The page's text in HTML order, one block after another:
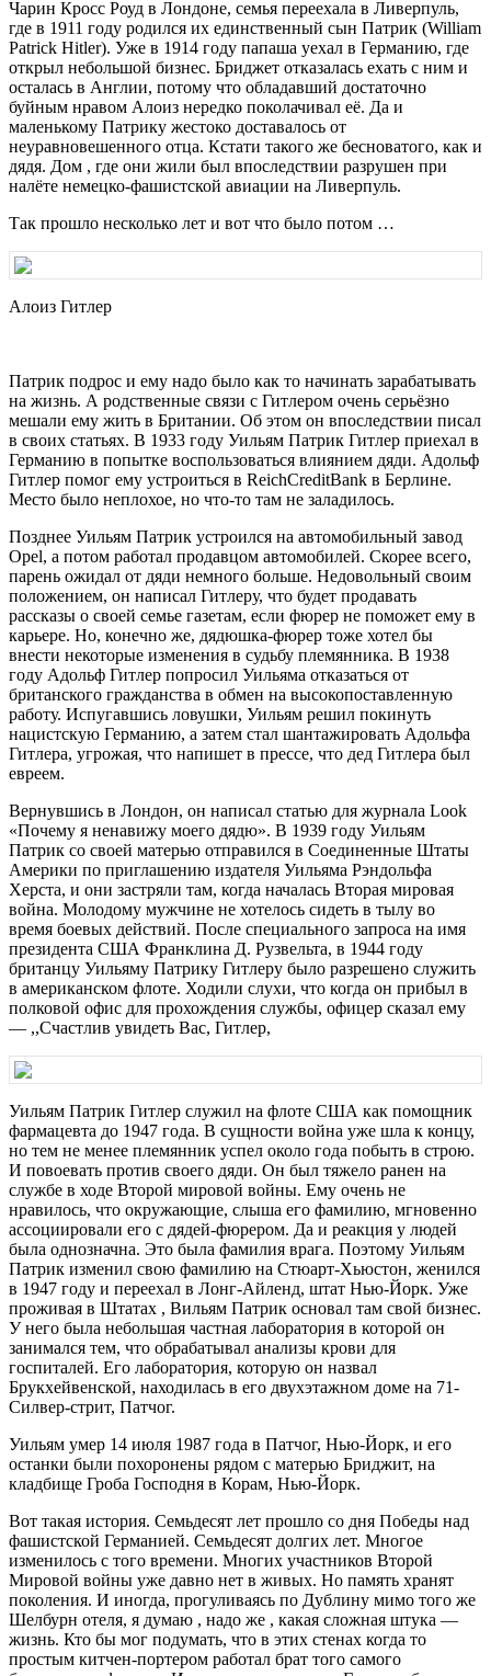
Чарин Кросс Роуд в Лондоне, семья переехала в Ливерпуль,
где в 1911 году родился их единственный сын Патрик (William
Patrick Hitler). Уже в 1914 году папаша уехал в Германию, где
открыл небольшой бизнес. Бриджет отказалась ехать с ним и
осталась в Англии, потому что обладавший достаточно
буйным нравом Алоиз нередко поколачивал её. Да и
маленькому Патрику жестоко доставалось от
неуравновешенного отца. Кстати такого же бесноватого, как и
дядя. Дом , где они жили был впоследствии разрушен при
налёте немецко-фашистской авиации на Ливерпуль.
Так прошло несколько лет и вот что было потом …
Алоиз Гитлер
Патрик подрос и ему надо было как то начинать зарабатывать
на жизнь. А родственные связи с Гитлером очень серьёзно
мешали ему жить в Британии. Об этом он впоследствии писал
в своих статьях. В 1933 году Уильям Патрик Гитлер приехал в
Германию в попытке воспользоваться влиянием дяди. Адольф
Гитлер помог ему устроиться в ReichCreditBank в Берлине.
Место было неплохое, но что-то там не заладилось.
Позднее Уильям Патрик устроился на автомобильный завод
Opel, а потом работал продавцом автомобилей. Скорее всего,
парень ожидал от дяди немного больше. Недовольный своим
положением, он написал Гитлеру, что будет продавать
рассказы о своей семье газетам, если фюрер не поможет ему в
карьере. Но, конечно же, дядюшка-фюрер тоже хотел бы
внести некоторые изменения в судьбу племянника. В 1938
году Адольф Гитлер попросил Уильяма отказаться от
британского гражданства в обмен на высокопоставленную
работу. Испугавшись ловушки, Уильям решил покинуть
нацистскую Германию, а затем стал шантажировать Адольфа
Гитлера, угрожая, что напишет в прессе, что дед Гитлера был
евреем.
Вернувшись в Лондон, он написал статью для журнала Look
«Почему я ненавижу моего дядю». В 1939 году Уильям
Патрик со своей матерью отправился в Соединенные Штаты
Америки по приглашению издателя Уильяма Рэндольфа
Херста, и они застряли там, когда началась Вторая мировая
война. Молодому мужчине не хотелось сидеть в тылу во
время боевых действий. После специального запроса на имя
президента США Франклина Д. Рузвельта, в 1944 году
британцу Уильяму Патрику Гитлеру было разрешено служить
в американском флоте. Ходили слухи, что когда он прибыл в
полковой офис для прохождения службы, офицер сказал ему
— ,,Счастлив увидеть Вас, Гитлер,
Уильям Патрик Гитлер служил на флоте США как помощник
фармацевта до 1947 года. В сущности война уже шла к концу,
но тем не менее племянник успел около года побыть в строю.
И повоевать против своего дяди. Он был тяжело ранен на
службе в ходе Второй мировой войны. Ему очень не
нравилось, что окружающие, слыша его фамилию, мгновенно
ассоциировали его с дядей-фюрером. Да и реакция у людей
была однозначна. Это была фамилия врага. Поэтому Уильям
Патрик изменил свою фамилию на Стюарт-Хьюстон, женился
в 1947 году и переехал в Лонг-Айленд, штат Нью-Йорк. Уже
проживая в Штатах , Вильям Патрик основал там свой бизнес.
У него была небольшая частная лаборатория в которой он
занимался тем, что обрабатывал анализы крови для
госпиталей. Его лаборатория, которую он назвал
Брукхейвенской, находилась в его двухэтажном доме на 71-
Силвер-стрит, Патчог.
Уильям умер 14 июля 1987 года в Патчог, Нью-Йорк, и его
останки были похоронены рядом с матерью Бриджит, на
кладбище Гроба Господня в Корам, Нью-Йорк.
Вот такая история. Семьдесят лет прошло со дня Победы над
фашистской Германией. Семьдесят долгих лет. Многое
изменилось с того времени. Многих участников Второй
Мировой войны уже давно нет в живых. Но память хранят
поколения. И иногда, прогуливаясь по Дублину мимо того же
Шелбурн отеля, я думаю , надо же , какая сложная штука —
жизнь. Кто бы мог подумать, что в этих стенах когда то
простым китчен-портером работал брат того самого